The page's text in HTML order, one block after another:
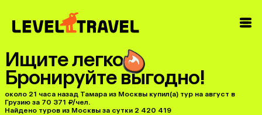
Ищите легко
Бронируйте выгодно!
около 21 часа назад Тамара из Москвы купил(a) тур на август в
Грузию за 70 371 ₽/чел.
Найдено туров из Москвы за сутки 2 420 419